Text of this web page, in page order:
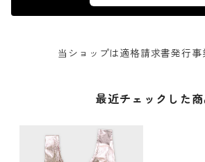
当ショップは適格請求書発行事
最近チェックした商